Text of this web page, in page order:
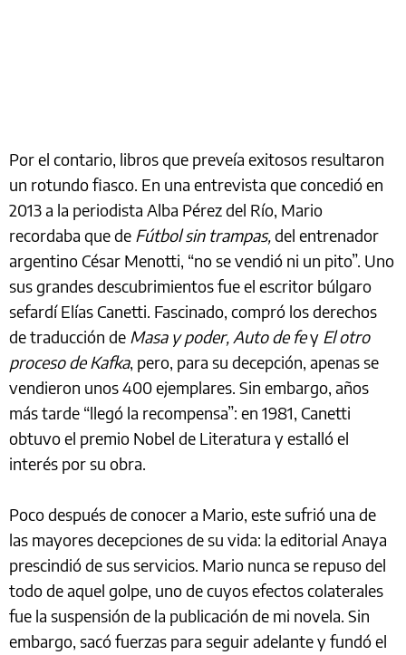
Por el contario, libros que preveía exitosos resultaron
un rotundo fiasco. En una entrevista que concedió en
2013 a la periodista Alba Pérez del Río, Mario
recordaba que de Fútbol sin trampas,del entrenador
argentino César Menotti, “no se vendió ni un pito”. Uno
sus grandes descubrimientos fue el escritor búlgaro
sefardí Elías Canetti. Fascinado, compró los derechos
de traducción de Masa y poder, Auto de fey El otro
proceso de Kafka, pero, para su decepción, apenas se
vendieron unos 400 ejemplares. Sin embargo, años
más tarde “llegó la recompensa”: en 1981, Canetti
obtuvo el premio Nobel de Literatura y estalló el
interés por su obra.
Poco después de conocer a Mario, este sufrió una de
las mayores decepciones de su vida: la editorial Anaya
prescindió de sus servicios. Mario nunca se repuso del
todo de aquel golpe, uno de cuyos efectos colaterales
fue la suspensión de la publicación de mi novela. Sin
embargo, sacó fuerzas para seguir adelante y fundó el